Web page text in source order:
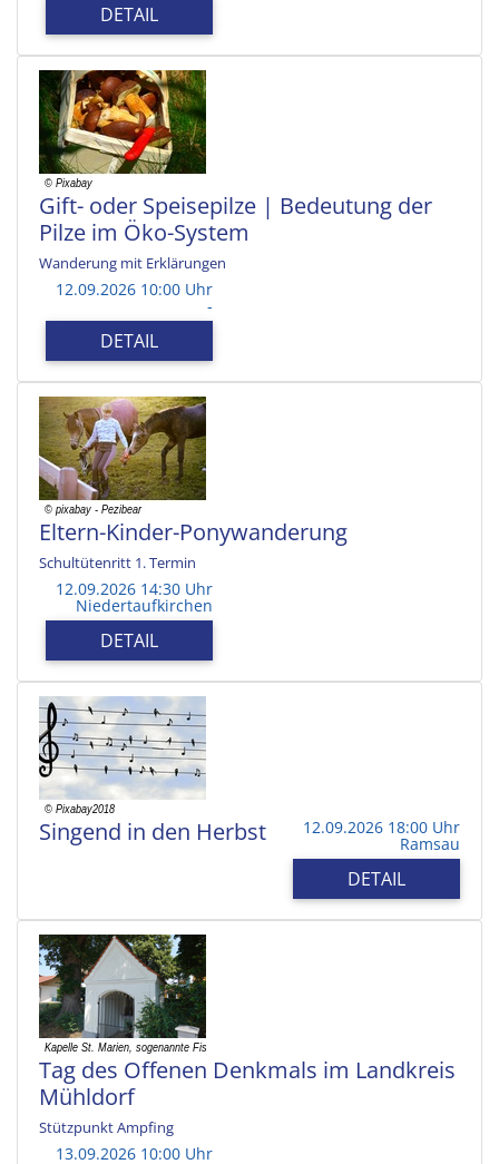
DETAIL
Gift- oder Speisepilze | Bedeutung der
Pilze im Öko-System
Wanderung mit Erklärungen
12.09.2026 10:00 Uhr
-
DETAIL
Eltern-Kinder-Ponywanderung
Schultütenritt 1. Termin
12.09.2026 14:30 Uhr
Niedertaufkirchen
DETAIL
Singend in den Herbst 12.09.2026 18:00 Uhr
Ramsau
DETAIL
Tag des Offenen Denkmals im Landkreis
Mühldorf
Stützpunkt Ampfing
13.09.2026 10:00 Uhr